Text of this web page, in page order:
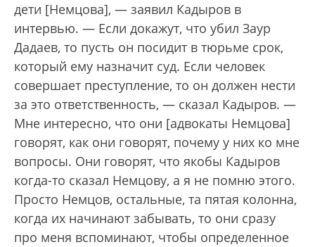
дети [Немцова], — заявил Кадыров в
интервью. — Если докажут, что убил Заур
Дадаев, то пусть он посидит в тюрьме срок,
который ему назначит суд. Если человек
совершает преступление, то он должен нести
за это ответственность, — сказал Кадыров. —
Мне интересно, что они [адвокаты Немцова]
говорят, как они говорят, почему у них ко мне
вопросы. Они говорят, что якобы Кадыров
когда-то сказал Немцову, а я не помню этого.
Просто Немцов, остальные, та пятая колонна,
когда их начинают забывать, то они сразу
про меня вспоминают, чтобы определенное